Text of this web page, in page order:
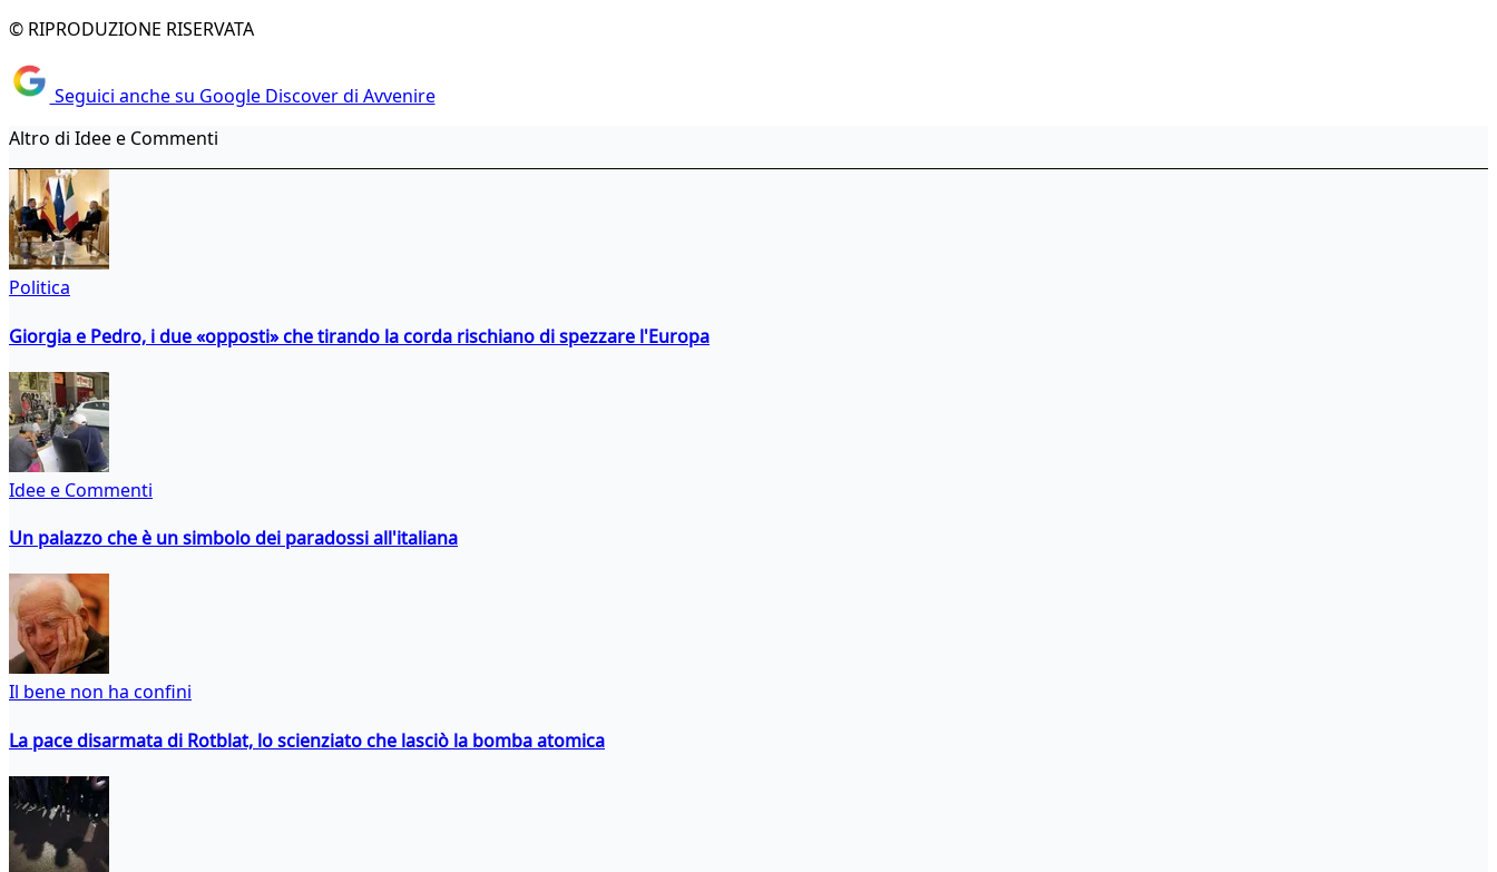
© RIPRODUZIONE RISERVATA
Seguici anche su Google Discover di Avvenire
Altro di Idee e Commenti
Politica
Giorgia e Pedro, i due «opposti» che tirando la corda rischiano di spezzare l'Europa
Idee e Commenti
Un palazzo che è un simbolo dei paradossi all'italiana
Il bene non ha confini
La pace disarmata di Rotblat, lo scienziato che lasciò la bomba atomica